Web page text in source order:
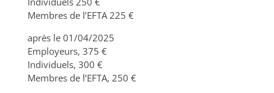
Membres de l’EFTA 225 €
après le 01/04/2025
Employeurs, 375 €
Individuels, 300 €
Membres de l’EFTA, 250 €